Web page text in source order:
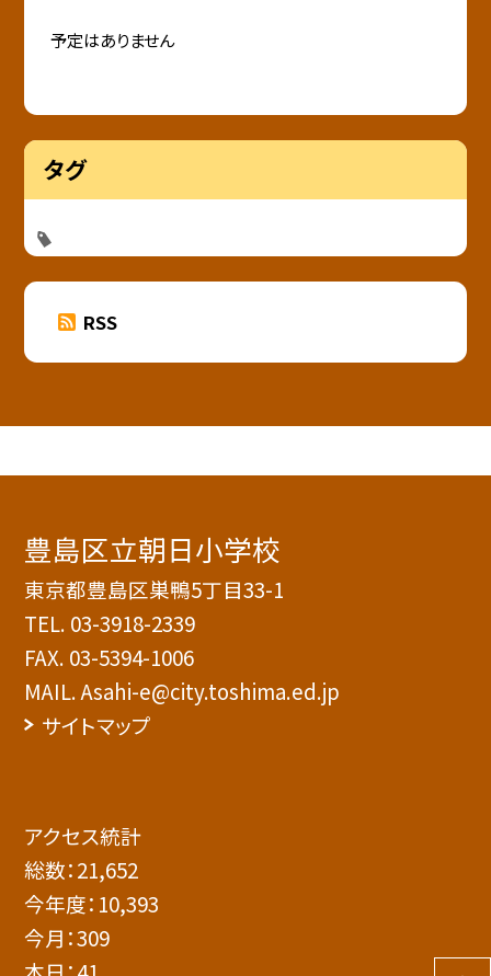
予定はありません
タグ
RSS
豊島区立朝日小学校
東京都豊島区巣鴨5丁目33-1
TEL. 03-3918-2339
FAX. 03-5394-1006
MAIL. Asahi-e@city.toshima.ed.jp
サイトマップ
アクセス統計
総数：21,652
今年度： 10,393
今月：309